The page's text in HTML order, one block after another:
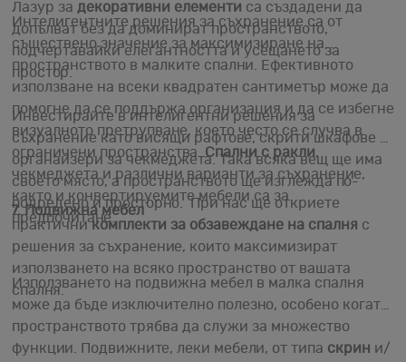
Лазур за декоративни елементи са създадени да
допълват без да доминират пространството,
подчертавайки елегантността и усещането за
простор.
Интелигентните решения за съхранение са от
съществено значение за максимизиране на
пространството в малките спални. Ефективното
използване на всеки квадратен сантиметър може да
помогне да се поддържа организация и да се избегне
визуалното претрупване, което често се случва в
ограничени пространства. Спални с ракли,
чекмеджета и различни варианти за съхранение,
както и конвертируемите мебели са за
предпочитане.
Инвестирайте в интелигентни решения за
съхранение като висящи рафтове, скрити шкафове и
органайзери за чекмеджета. Така всяка вещ ще има
своето място, а пространството ще изглежда по-
подредено и просторно. При нас ще откриете
практичникомплекти за обзавеждане на спалня с
решения за съхранение, които максимизират
използването на всяко пространство от вашата
спалня.
7. Подвижна мебел
Използването на подвижна мебел в малка спалня
може да бъде изключително полезно, особено когато
пространството трябва да служи за множество
функции. Подвижните, леки мебели, от типа скрин и/